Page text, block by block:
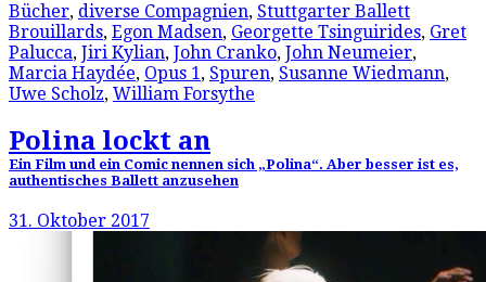
Bücher, diverse Compagnien, Stuttgarter Ballett
Brouillards, Egon Madsen, Georgette Tsinguirides, Gret
Palucca, Jiri Kylian, John Cranko, John Neumeier,
Marcia Haydée, Opus 1, Spuren, Susanne Wiedmann,
Uwe Scholz, William Forsythe
Polina lockt an
Ein Film und ein Comic nennen sich „Polina“. Aber besser ist es,
authentisches Ballett anzusehen
31. Oktober 2017